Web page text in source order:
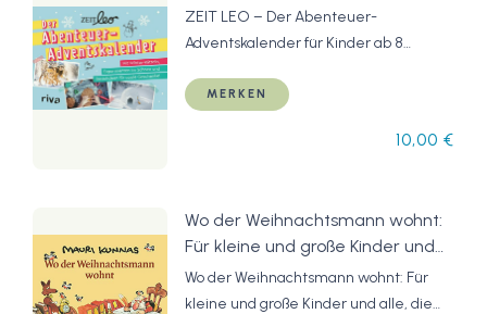
Jahren: Mit Winter-Rätseln,
Experimenten im Schnee und
ZEIT LEO – Der Abenteuer-
Adventskalender für Kinder ab 8
Experimenten im Schnee und
MERKEN
10,00 €
Wo der Weihnachtsmann wohnt:
Für kleine und große Kinder und
alle, die sich ihre Freude auf
Weihnachten erhalten haben
Wo der Weihnachtsmann wohnt: Für
kleine und große Kinder und alle, die